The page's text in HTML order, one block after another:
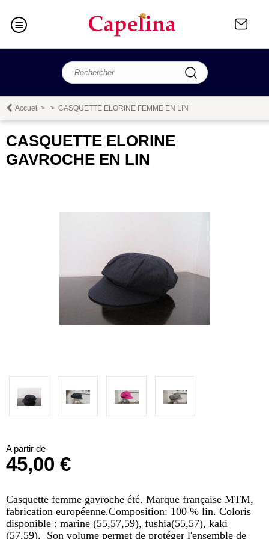
Accueil > > CASQUETTE ELORINE FEMME EN LIN
CASQUETTE ELORINE
GAVROCHE EN LIN
A partir de
45,00 €
Casquette femme gavroche été. Marque française MTM,
fabrication européenne.Composition: 100 % lin. Coloris
disponible : marine (55,57,59), fushia(55,57), kaki
(57,59). Son volume permet de protéger l'ensemble de